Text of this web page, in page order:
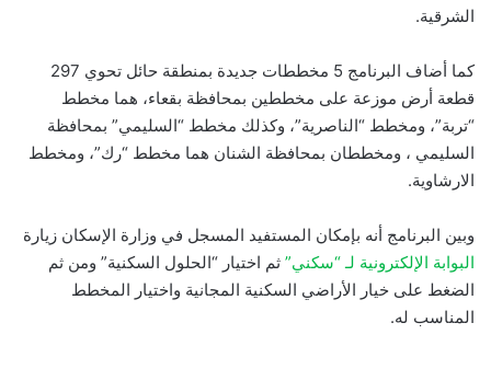
الشرقية.
كما أضاف البرنامج 5 مخططات جديدة بمنطقة حائل تحوي 297
قطعة أرض موزعة على مخططين بمحافظة بقعاء، هما مخطط
“تربة”، ومخطط “الناصرية”، وكذلك مخطط “السليمي” بمحافظة
السليمي ، ومخططان بمحافظة الشنان هما مخطط “رك”، ومخطط
الارشاوية.
وبين البرنامج أنه بإمكان المستفيد المسجل في وزارة الإسكان زيارة
البوابة الإلكترونية لـ “سكني” ثم اختيار “الحلول السكنية” ومن ثم
الضغط على خيار الأراضي السكنية المجانية واختيار المخطط
المناسب له.